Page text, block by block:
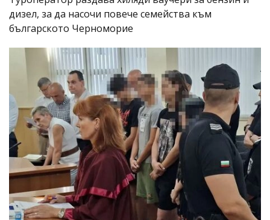
дизел, за да насочи повече семейства към
българското Черноморие